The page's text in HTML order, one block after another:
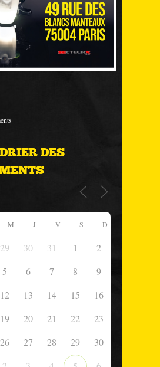
DES
M J V S D
29 30 31 1
2
5 6 7 8 9
12 13 14 15
16
19 20 21 22
23
26 27 28 29
30